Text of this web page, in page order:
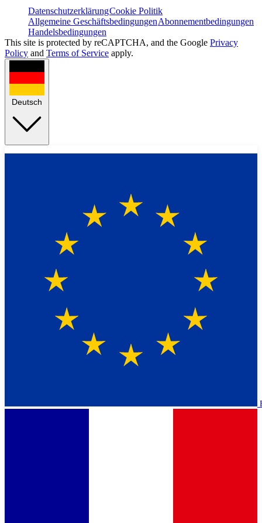
DatenschutzerklärungCookie Politik
Allgemeine GeschäftsbedingungenAbonnementbedingungen
Handelsbedingungen
This site is protected by reCAPTCHA, and the Google Privacy
Policy and Terms of Service apply.
Deutsch